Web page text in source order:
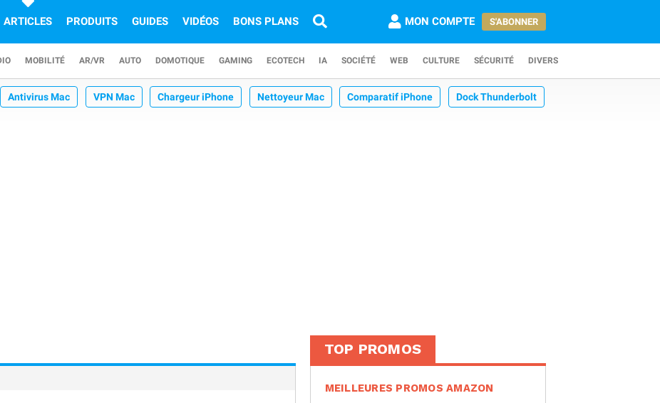
ARTICLES PRODUITS GUIDES VIDÉOS BONS PLANS MON COMPTE S'ABONNER
MOBILITÉ AR/VR AUTO DOMOTIQUE GAMING ECOTECH IA SOCIÉTÉ WEB CULTURE SÉCURITÉ DIVERS
Antivirus Mac VPN Mac Chargeur iPhone Nettoyeur Mac Comparatif iPhone Dock Thunderbolt
TOP PROMOS
MEILLEURES PROMOS AMAZON